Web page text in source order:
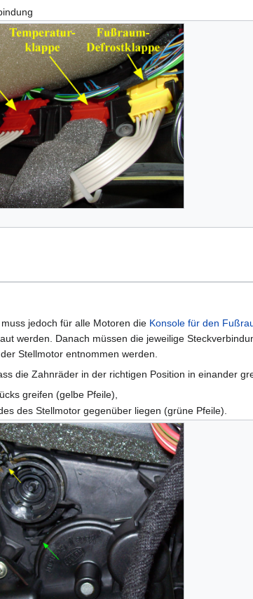
jedoch für alle Motoren die Konsole für den
werden. Danach müssen die jeweilige
Stellmotor entnommen werden.
die Zahnräder in der richtigen Position in einander
greifen (gelbe Pfeile),
des Stellmotor gegenüber liegen (grüne Pfeile).